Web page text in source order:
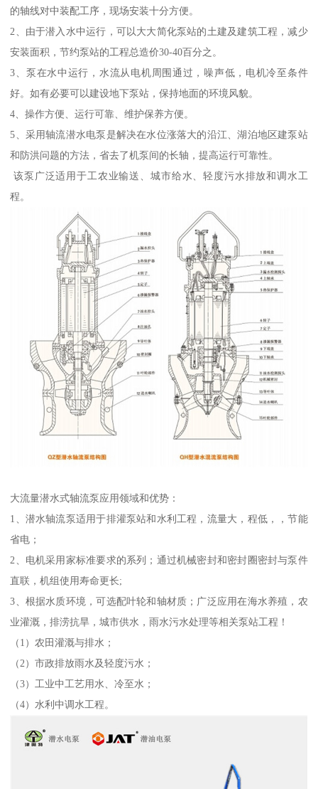
的轴线对中装配工序，现场安装十分方便。
2、由于潜入水中运行，可以大大简化泵站的土建及建筑工程，减少
安装面积，节约泵站的工程总造价30-40百分之。
3、泵在水中运行，水流从电机周围通过，噪声低，电机冷至条件
好。如有必要可以建设地下泵站，保持地面的环境风貌。
4、操作方便、运行可靠、维护保养方便。
5、采用轴流潜水电泵是解决在水位涨落大的沿江、湖泊地区建泵站
和防洪问题的方法，省去了机泵间的长轴，提高运行可靠性。
该泵广泛适用于工农业输送、城市给水、轻度污水排放和调水工
程。
大流量潜水式轴流泵应用领域和优势：
1、潜水轴流泵适用于排灌泵站和水利工程，流量大，程低，，节能
省电；
2、电机采用家标准要求的系列；通过机械密封和密封圈密封与泵件
直联，机组使用寿命更长;
3、根据水质环境，可选配叶轮和轴材质；广泛应用在海水养殖，农
业灌溉，排涝抗旱，城市供水，雨水污水处理等相关泵站工程！
（1）农田灌溉与排水；
（2）市政排放雨水及轻度污水；
（3）工业中工艺用水、冷至水；
（4）水利中调水工程。